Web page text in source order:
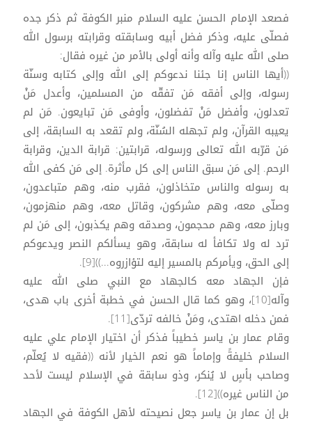
فصعد الإمام الحسن عليه السلام منبر الكوفة ثم ذكر جده
فصلّى عليه، وذكر فضل أبيه وسابقته وقرابته برسول الله
صلى الله عليه وآله وأنه أولى بالأمر من غيره فقال:
((أيها الناس إنا جئنا ندعوكم إلى الله وإلى كتابه وسنّة
رسوله، وإلى أفقه مَن تفقّه من المسلمين، وأعدل مَنْ
تعدلون، وأفضل مَنْ تفضلون، وأوفى مَن تبايعون. مَن لم
يعيبه القرآن، ولم تجهله السُنّة، ولم تقعد به السابقة، إلى
مَن قرّبه الله تعالى ورسوله، قرابتين: قرابة الدين، وقرابة
الرحم. إلى مَن سبق الناس إلى كل مأثرة. إلى مَن كفى الله
به رسوله والناس متخاذلون، فقرب منه، وهم متباعدون،
وصلّى معه، وهم مشركون، وقاتل معه، وهم منهزمون،
وبارز معه، وهم محجمون، وصدقه وهم يكذبون، إلى مَن لم
ترد له ولا تكافأ له سابقة، وهو يسألكم النصر ويدعوكم
إلى الحق، ويأمركم بالمسير إليه لتؤازروه...))[9].
فإن الجهاد معه كالجهاد مع النبي صلى الله عليه
وآله[10]، وهو كما قال الحسن في خطبة أخرى باب هدى،
فمن دخله اهتدى، ومَنْ خالفه تردّى[11].
وقام عمار بن ياسر خطيباً فذكر أن اختيار الإمام علي عليه
السلام خليفةً وإماماً هو نعم الخيار لأنه ((فقيه لا يُعلّم،
وصاحب بأسٍ لا يُنكر، وذو سابقة في الإسلام ليست لأحد
من الناس غيره))[12].
بل إن عمار بن ياسر جعل نصيحته لأهل الكوفة في الجهاد